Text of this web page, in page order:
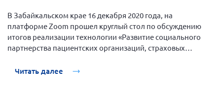
В Забайкальском крае 16 декабря 2020 года, на
платформе Zoom прошел круглый стол по обсуждению
итогов реализации технологии «Развитие социального
партнерства пациентских организаций, страховых
правовой грамотности пациентов».
Читать далее